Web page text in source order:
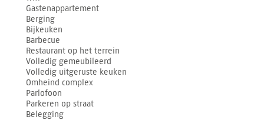
Gastenappartement
Berging
Bijkeuken
Barbecue
Restaurant op het terrein
Volledig gemeubileerd
Volledig uitgeruste keuken
Omheind complex
Parlofoon
Parkeren op straat
Belegging